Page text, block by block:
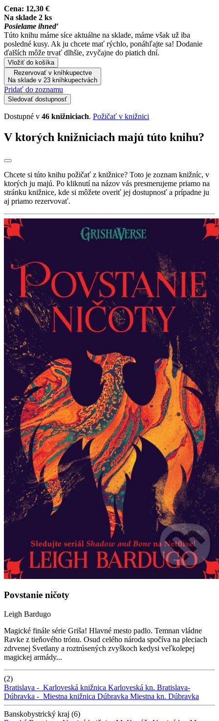
Cena: 12,30 €
Na sklade 2 ks
Posielame ihneď
Túto knihu máme síce aktuálne na sklade, máme však už iba
posledné kusy. Ak ju chcete mať rýchlo, ponáhľajte sa! Dodanie
ďalších môže trvať dlhšie, zvyčajne do piatich dní.
Vložiť do košíka
Rezervovať v kníhkupectve
Na sklade v 23 kníhkupectvách
Pridať do zoznamu
Sledovať dostupnosť
Dostupné v 46 knižniciach. Požičať v knižnici
V ktorých knižniciach majú túto knihu?
Chcete si túto knihu požičať z knižnice? Toto je zoznam knižníc, v
ktorých ju majú. Po kliknutí na názov vás presmerujeme priamo na
stránku knižnice, kde si môžete overiť jej dostupnosť a prípadne ju
aj priamo rezervovať.
Povstanie ničoty
Leigh Bardugo
Magické finále série Griša! Hlavné mesto padlo. Temnan vládne
Ravke z tieňového trónu. Osud celého národa spočíva na pleciach
zdrvenej Svetlany a roztrúsených zvyškoch kedysi veľkolepej
magickej armády...
(2)
Bratislava - Karloveská knižnica Karloveská kn. Bratislava-
Dúbravka - Miestna knižnica Dúbravka Miestna kn. Dúbravka
Banskobystrický kraj (6)